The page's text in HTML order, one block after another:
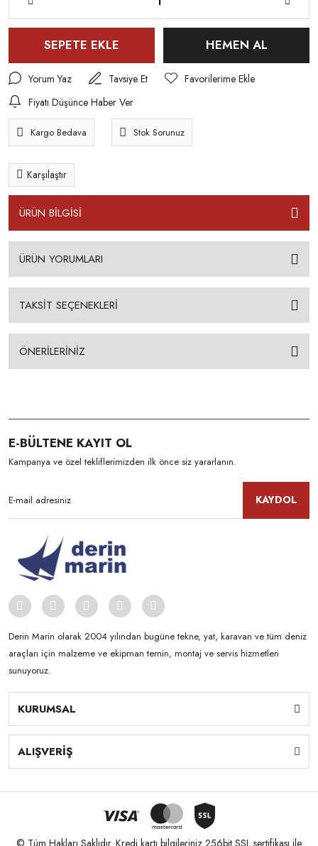
SEPETE EKLE HEMEN AL
Yorum Yaz
Tavsiye Et
Fiyatı Düşünce Haber Ver
Kargo Bedava Stok Sorunuz
Karşılaştır
ÜRÜN BİLGİSİ
ÜRÜN YORUMLARI
TAKSİT SEÇENEKLERİ
ÖNERİLERİNİZ
E-BÜLTENE KAYIT OL
Kampanya ve özel tekliflerimizden ilk önce siz yararlanın.
KAYDOL
Derin Marin olarak 2004 yılından bugüne tekne, yat, karavan ve tüm deniz
araçları için malzeme ve ekipman temin, montaj ve servis hizmetleri
sunuyoruz.
KURUMSAL
ALIŞVERİŞ
© Tüm Hakları Saklıdır. Kredi kartı bilgileriniz 256bit SSL sertifikası ile